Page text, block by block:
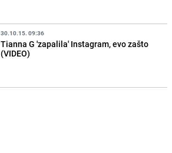
30.10.15. 09:36
Tianna G 'zapalila' Instagram, evo zašto
(VIDEO)